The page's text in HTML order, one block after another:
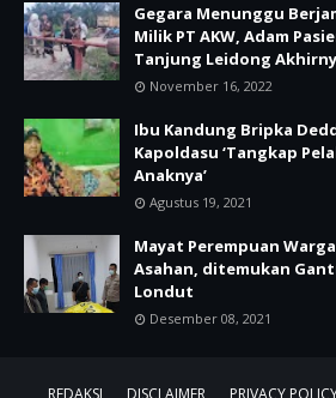
Gegara Menunggu
Milik PT AKW, Adam
Tanjung Leidong
November 16, 2022
Ibu Kandung Bripka
Kapoldasu ‘Tangkap
Anaknya’
Agustus 19, 2021
Mayat Perempuan
Asahan, ditemukan
Londut
Desember 08, 2021
REDAKSI DISCLAIMER PRIVACY